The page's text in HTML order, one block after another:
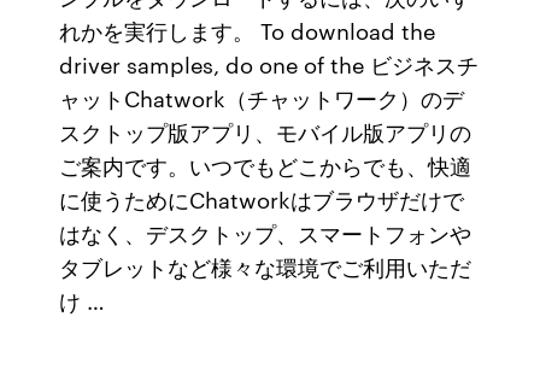
れかを実行します。 To download the
driver samples, do one of the ビジネスチ
ャットChatwork（チャットワーク）のデ
スクトップ版アプリ、モバイル版アプリの
ご案内です。いつでもどこからでも、快適
に使うためにChatworkはブラウザだけで
はなく、デスクトップ、スマートフォンや
タブレットなど様々な環境でご利用いただ
け …